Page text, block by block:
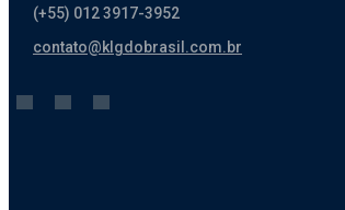
(+55) 012 3917-3952
contato@klgdobrasil.com.br